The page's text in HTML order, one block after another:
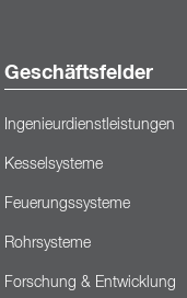
Geschäftsfelder
Ingenieurdienstleistungen
Kesselsysteme
Feuerungssysteme
Rohrsysteme
Forschung & Entwicklung